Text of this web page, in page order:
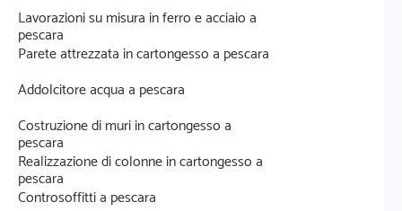
Lavorazioni su misura in ferro e acciaio a
pescara
Parete attrezzata in cartongesso a pescara
Addolcitore acqua a pescara
Costruzione di muri in cartongesso a
pescara
Realizzazione di colonne in cartongesso a
pescara
Controsoffitti a pescara